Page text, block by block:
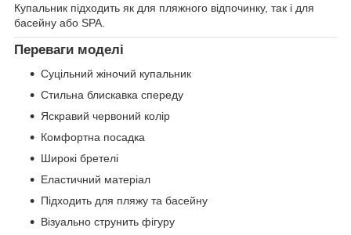
Купальник підходить як для пляжного відпочинку, так і для
басейну або SPA.
Переваги моделі
Суцільний жіночий купальник
Стильна блискавка спереду
Яскравий червоний колір
Комфортна посадка
Широкі бретелі
Еластичний матеріал
Підходить для пляжу та басейну
Візуально струнить фігуру